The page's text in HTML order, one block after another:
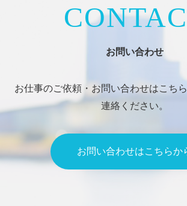
お問い合わせ
お仕事のご依頼・お問い合わせはこち
連絡ください。
お問い合わせはこちらか